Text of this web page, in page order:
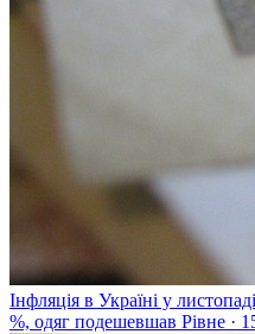
Інфляція в Україні у
%, одяг подешевшав Рівне ·